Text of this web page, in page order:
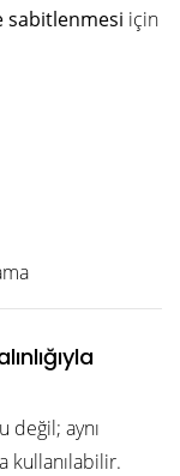
sabitlenmesi için
değil; aynı
kullanılabilir.